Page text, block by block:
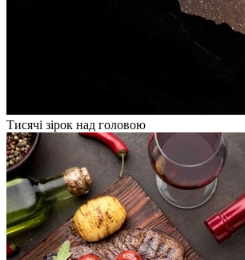
Тисячі зірок над головою